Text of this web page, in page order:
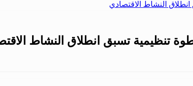
تنظيمية تسبق انطلاق النشاط